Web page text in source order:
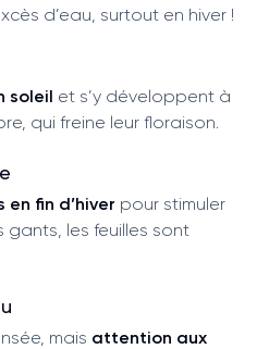
d’eau, surtout en hiver !
soleil et s’y développent à
qui freine leur floraison.
fin d’hiver pour stimuler
gants, les feuilles sont
mais attention aux